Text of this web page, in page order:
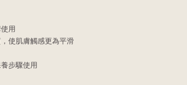
用
使肌膚觸感更為平滑
步驟使用